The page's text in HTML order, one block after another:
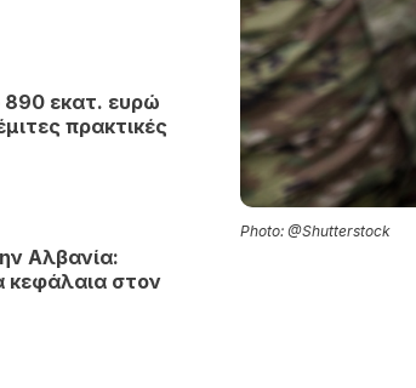
890 εκατ. ευρώ
πρακτικές
Αλβανία:
κεφάλαια στον
Photo: @Shutterstock